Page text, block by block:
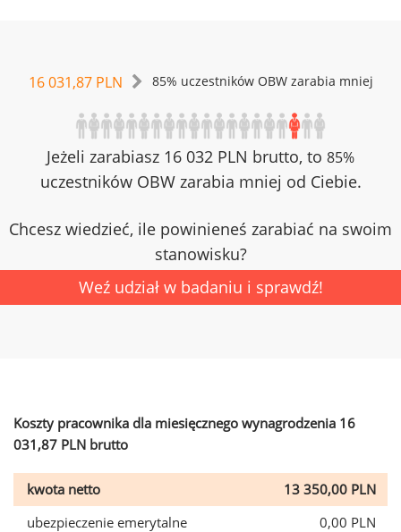
16 031,87 PLN 85% uczestników OBW zarabia mniej
Jeżeli zarabiasz 16 032 PLN brutto, to 85%
uczestników OBW zarabia mniej od Ciebie.
Chcesz wiedzieć, ile powinieneś zarabiać na swoim
stanowisku?
Weź udział w badaniu i sprawdź!
Koszty pracownika dla miesięcznego wynagrodzenia 16
031,87 PLN brutto
kwota netto
13 350,00 PLN
ubezpieczenie emerytalne
0,00 PLN